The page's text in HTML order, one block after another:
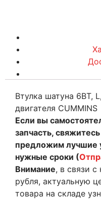
Втулка шатуна 6BТ,
двигателя CUMMINS
Если вы
запчасть,
предложим лучшие
нужные сроки (
Внимание, в связи с
рубля, актуальную
товара на складе